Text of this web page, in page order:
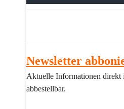
Newsletter
Aktuelle Informationen direkt
abbestellbar.